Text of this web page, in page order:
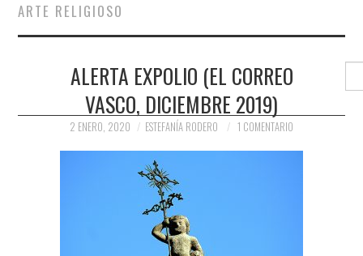
HACER BOSQUE (SALA DE
PRENSA Y
COLABORACIONES)
QUIÉN ES
ARTE RELIGIOSO
ALERTA EXPOLIO (EL CORREO
VASCO, DICIEMBRE 2019)
2 ENERO, 2020 ESTEFANÍA RODERO 1 COMENTARIO